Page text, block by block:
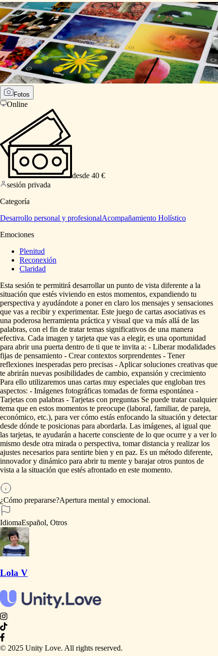
Fotos
Online
desde 40 €
sesión privada
Categoría
Desarrollo personal y profesionalAcompañamiento Holístico
Emociones
Plenitud
Reconexión
Claridad
Esta sesión te permitirá desarrollar un punto de vista diferente a la
situación que estés viviendo en estos momentos, expandiendo tu
perspectiva y ayudándote a poner en claro los mensajes y sensaciones
que vas a recibir y experimentar. Este juego de cartas asociativas es
una poderosa herramienta práctica y visual que va más allá de las
palabras, con el fin de tratar temas significativos de una manera
efectiva. Cada imagen y tarjeta que vas a elegir, es una oportunidad
para abrir una puerta dentro de ti que te invita a: - Liberar modalidades
fijas de pensamiento - Crear contextos sorprendentes - Tener
reflexiones inesperadas pero precisas - Aplicar soluciones creativas que
te abrirán nuevas posibilidades de cambio, expansión y crecimiento
Para ello utilizaremos unas cartas muy especiales que engloban tres
aspectos: - Imágenes fotográficas tomadas de forma espontánea -
Tarjetas con palabras - Tarjetas con preguntas Se puede tratar cualquier
tema que en estos momentos te preocupe (laboral, familiar, de pareja,
económico, etc.), para ver cómo estás enfocando la situación y detectar
desde dónde te posicionas para abordarla. Las imágenes, al igual que
las tarjetas, te ayudarán a hacerte consciente de lo que ocurre y a ver lo
mismo desde otra mirada o perspectiva, tomar distancia y realizar los
ajustes necesarios para sentirte bien y en paz. Es un método diferente,
innovador y dinámico para abrir tu mente y barajar otros puntos de
vista a la situación que estés afrontado en este momento.
¿Cómo prepararse?Apertura mental y emocional.
IdiomaEspañol, Otros
Lola V
© 2025 Unity Love. All rights reserved.